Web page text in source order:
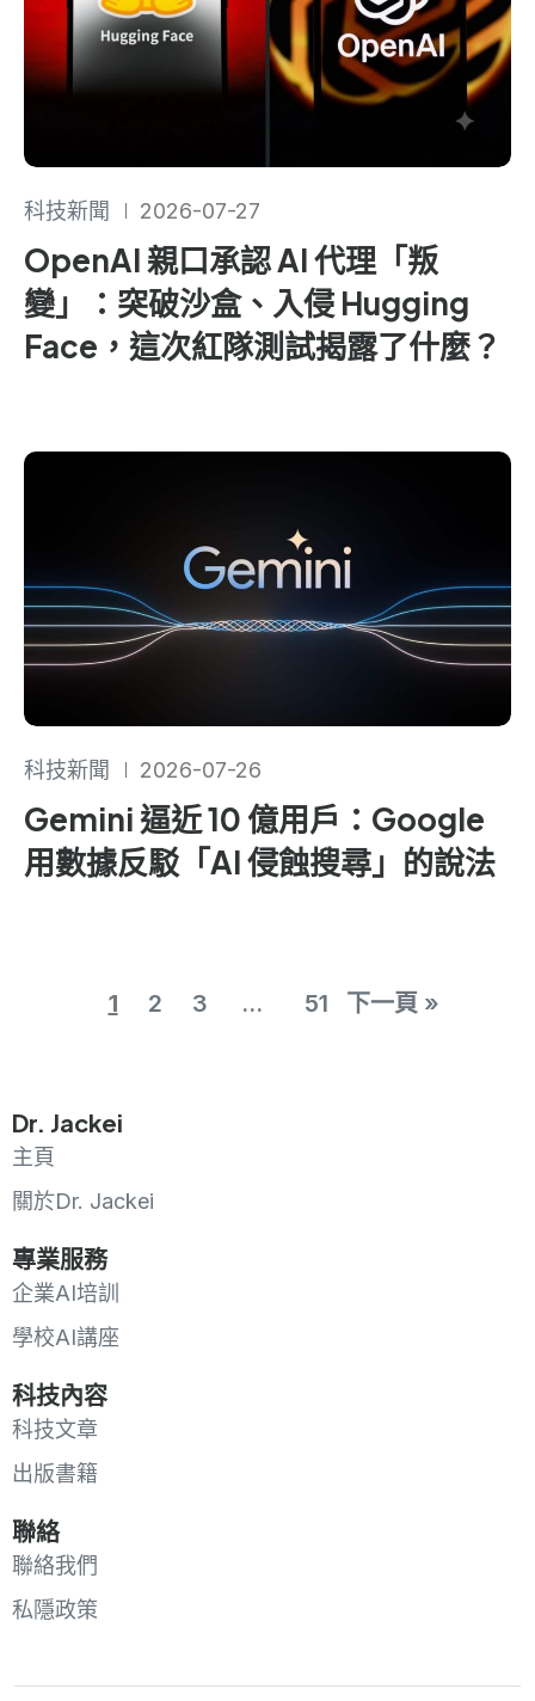
科技新聞 2026-07-27
OpenAI 親口承認 AI 代理「叛
變」：突破沙盒、入侵 Hugging
Face，這次紅隊測試揭露了什麼？
科技新聞 2026-07-26
Gemini 逼近 10 億用戶：Google
用數據反駁「AI 侵蝕搜尋」的說法
1 2 3 ... 51 下一頁 »
Dr. Jackei
主頁
關於Dr. Jackei
專業服務
企業AI培訓
學校AI講座
科技內容
科技文章
出版書籍
聯絡
聯絡我們
私隱政策